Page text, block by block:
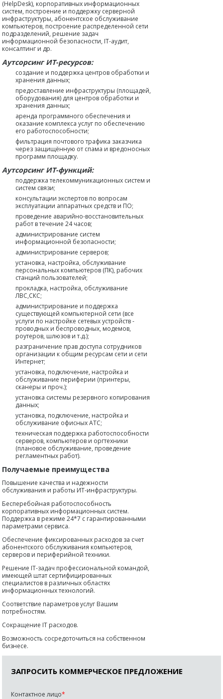
(HelpDesk), корпоративных информационных
систем, построение и поддержку серверной
инфраструктуры, абонентское обслуживание
компьютеров, построение распределенной сети
подразделений, решение задач
информационной безопасности, IT-аудит,
консалтинг и др.
Аутсорсинг ИТ-ресурсов:
создание и поддержка центров обработки и
хранения данных;
предоставление инфраструктуры (площадей,
оборудования) для центров обработки и
хранения данных;
аренда программного обеспечения и
оказание комплекса услуг по обеспечению
его работоспособности;
фильтрация почтового трафика заказчика
через защищённую от спама и вредоносных
программ площадку.
Аутсорсинг ИТ-функций:
поддержка телекоммуникационных систем и
систем связи;
консультации экспертов по вопросам
эксплуатации аппаратных средств и ПО;
проведение аварийно-восстановительных
работ в течение 24 часов;
администрирование систем
информационной безопасности;
администрирование серверов;
установка, настройка, обслуживание
персональных компьютеров (ПК), рабочих
станций пользователей;
прокладка, настройка, обслуживание
ЛВС,СКС;
администрирование и поддержка
существующей компьютерной сети (все
услуги по настройке сетевых устройств -
проводных и беспроводных, модемов,
роутеров, шлюзов и т.д.);
разграничение прав доступа сотрудников
организации к общим ресурсам сети и сети
Интернет;
установка, подключение, настройка и
обслуживание периферии (принтеры,
сканеры и проч.);
установка системы резервного копирования
данных;
установка, подключение, настройка и
обслуживание офисных АТС;
техническая поддержка работоспособности
серверов, компьютеров и оргтехники
(плановое обслуживание, проведение
регламентных работ).
Получаемые преимущества
Повышение качества и надежности
обслуживания и работы ИТ-инфраструктуры.
Бесперебойная работоспособность
корпоративных информационных систем.
Поддержка в режиме 24*7 с гарантированными
параметрами сервиса.
Обеспечение фиксированных расходов за счет
абонентского обслуживания компьютеров,
серверов и периферийной техники.
Решение IT-задач профессиональной командой,
имеющей штат сертифицированных
специалистов в различных областях
информационных технологий.
Соответствие параметров услуг Вашим
потребностям.
Сокращение IT расходов.
Возможность сосредоточиться на собственном
бизнесе.
ЗАПРОСИТЬ КОММЕРЧЕСКОЕ ПРЕДЛОЖЕНИЕ
Контактное лицо*